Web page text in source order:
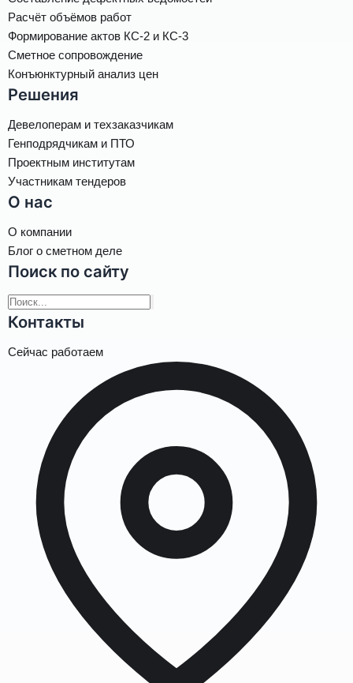
Расчёт объёмов работ
Формирование актов КС-2 и КС-3
Сметное сопровождение
Конъюнктурный анализ цен
Решения
Девелоперам и техзаказчикам
Генподрядчикам и ПТО
Проектным институтам
Участникам тендеров
О нас
О компании
Блог о сметном деле
Поиск по сайту
Контакты
Сейчас работаем